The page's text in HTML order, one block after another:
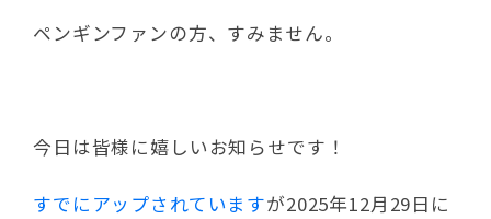
ペンギンファンの方、すみません。
今日は皆様に嬉しいお知らせです！
すでにアップされていますが2025年12月29日に